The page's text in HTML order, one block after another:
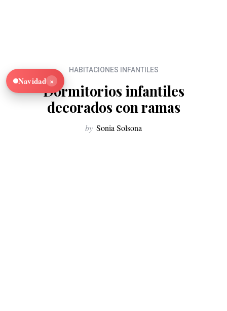
HABITACIONES INFANTILES
Dormitorios infantiles
decorados con ramas
by Sonia Solsona
Navidad ×